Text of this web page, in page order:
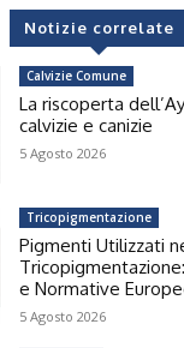
Notizie correlate
Calvizie Comune
La riscoperta
calvizie e canizie
5 Agosto 2026
Tricopigmentazione
Pigmenti Utilizzati
e Normative
5 Agosto 2026